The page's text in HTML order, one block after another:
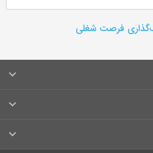
فرصت شغلی